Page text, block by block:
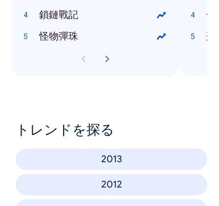
鎖鏈戰記
怪物彈珠
伊
蘇
トレンドを探る
2013
2012